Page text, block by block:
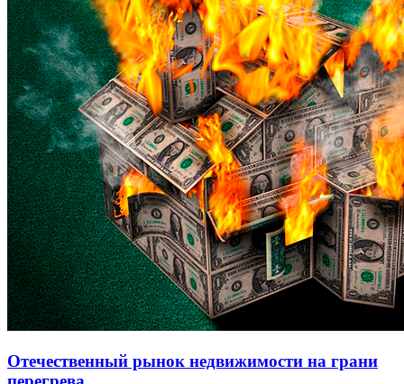
Отечественный рынок недвижимости на грани